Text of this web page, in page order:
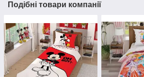
Подібні товари компанії